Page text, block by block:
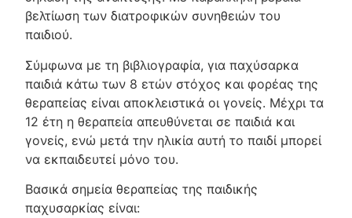
βελτίωση των διατροφικών συνηθειών του
παιδιού.
Σύμφωνα με τη βιβλιογραφία, για παχύσαρκα
παιδιά κάτω των 8 ετών στόχος και φορέας της
θεραπείας είναι αποκλειστικά οι γονείς. Μέχρι τα
12 έτη η θεραπεία απευθύνεται σε παιδιά και
γονείς, ενώ μετά την ηλικία αυτή το παιδί μπορεί
να εκπαιδευτεί μόνο του.
Βασικά σημεία θεραπείας της παιδικής
παχυσαρκίας είναι: